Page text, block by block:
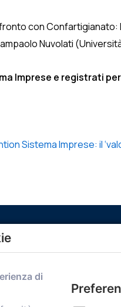
con Confartigianato:
Nuvolati
Imprese e registrati
Sistema Imprese: il
di